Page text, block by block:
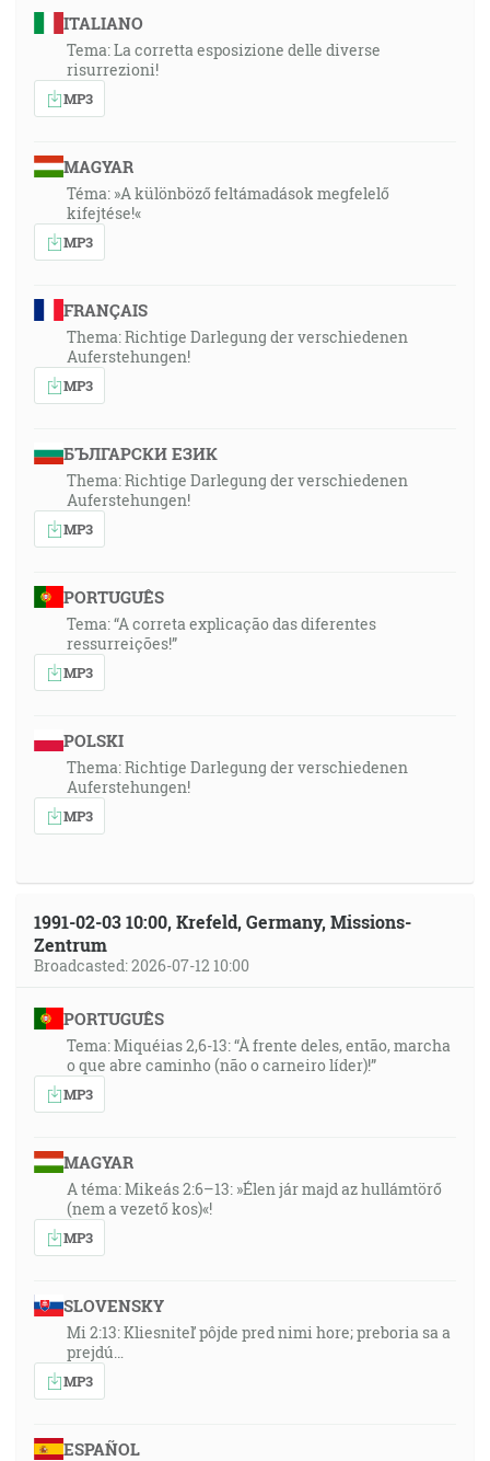
ITALIANO
Tema: La corretta esposizione delle diverse
risurrezioni!
MP3
MAGYAR
Téma: »A különböző feltámadások megfelelő
kifejtése!«
MP3
FRANÇAIS
Thema: Richtige Darlegung der verschiedenen
Auferstehungen!
MP3
БЪЛГАРСКИ ЕЗИК
Thema: Richtige Darlegung der verschiedenen
Auferstehungen!
MP3
PORTUGUÊS
Tema: “A correta explicação das diferentes
ressurreições!”
MP3
POLSKI
Thema: Richtige Darlegung der verschiedenen
Auferstehungen!
MP3
1991-02-03 10:00, Krefeld, Germany, Missions-
Zentrum
Broadcasted: 2026-07-12 10:00
PORTUGUÊS
Tema: Miquéias 2,6-13: “À frente deles, então, marcha
o que abre caminho (não o carneiro líder)!”
MP3
MAGYAR
A téma: Mikeás 2:6–13: »Élen jár majd az hullámtörő
(nem a vezető kos)«!
MP3
SLOVENSKY
Mi 2:13: Kliesniteľ pôjde pred nimi hore; preboria sa a
prejdú…
MP3
ESPAÑOL